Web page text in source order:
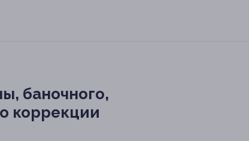
баночного,
коррекции